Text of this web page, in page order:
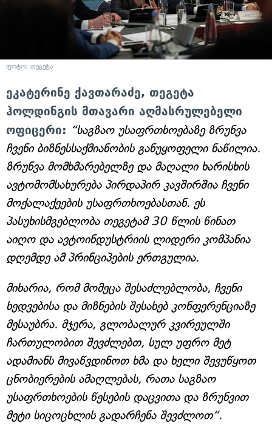
ფოტო: თეგეტა
ეკატერინე ქავთარაძე, თეგეტა
ჰოლდინგის მთავარი აღმასრულებელი
ოფიცერი: “საგზაო უსაფრთხოებაზე ზრუნვა
ჩვენი ბიზნესსაქმიანობის განუყოფელი ნაწილია.
ზრუნვა მომხმარებელზე და მაღალი ხარისხის
ავტომომსახურება პირდაპირ კავშირშია ჩვენი
მოქალაქეების უსაფრთხოებასთან. ეს
პასუხისმგებლობა თეგეტამ 30 წლის წინათ
აიღო და ავტოინდუსტრიის ლიდერი კომპანია
დღემდე ამ პრინციპების ერთგულია.
მიხარია, რომ მომეცა შესაძლებლობა, ჩვენი
ხედვებისა და მიზნების შესახებ კონფერენციაზე
მესაუბრა. მჯერა, გლობალურ კვირეულში
ჩართულობით შევძლებთ, სულ უფრო მეტ
ადამიანს მივაწვდინოთ ხმა და ხელი შევუწყოთ
ცნობიერების ამაღლებას, რათა საგზაო
უსაფრთხოების წესების დაცვითა და ზრუნვით
მეტი სიცოცხლის გადარჩენა შევძლოთ“.